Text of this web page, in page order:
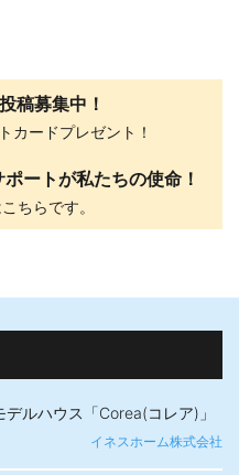
稿募集中！
カードプレゼント！
ートが私たちの使命！
ちらです。
ルハウス「Corea(コレア)」
イネスホーム株式会社